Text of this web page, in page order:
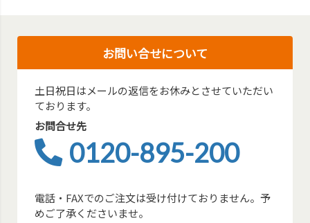
お問い合せについて
土日祝日はメールの返信をお休みとさせていただい
ております。
お問合せ先
0120-895-200
電話・FAXでのご注文は受け付けておりません。予
めご了承くださいませ。